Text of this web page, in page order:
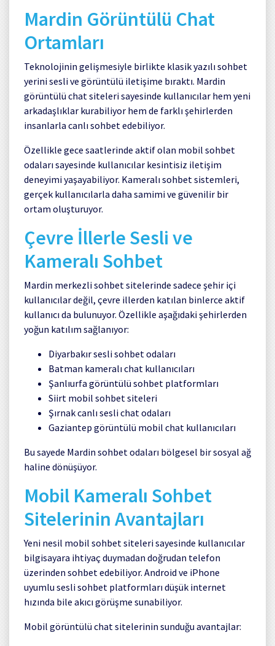
Mardin Görüntülü Chat
Ortamları
Teknolojinin gelişmesiyle birlikte klasik yazılı sohbet
yerini sesli ve görüntülü iletişime bıraktı. Mardin
görüntülü chat siteleri sayesinde kullanıcılar hem yeni
arkadaşlıklar kurabiliyor hem de farklı şehirlerden
insanlarla canlı sohbet edebiliyor.
Özellikle gece saatlerinde aktif olan mobil sohbet
odaları sayesinde kullanıcılar kesintisiz iletişim
deneyimi yaşayabiliyor. Kameralı sohbet sistemleri,
gerçek kullanıcılarla daha samimi ve güvenilir bir
ortam oluşturuyor.
Çevre İllerle Sesli ve
Kameralı Sohbet
Mardin merkezli sohbet sitelerinde sadece şehir içi
kullanıcılar değil, çevre illerden katılan binlerce aktif
kullanıcı da bulunuyor. Özellikle aşağıdaki şehirlerden
yoğun katılım sağlanıyor:
Diyarbakırsesli sohbet odaları
Batman kameralı chat kullanıcıları
Şanlıurfa görüntülü sohbet platformları
Siirt mobil sohbet siteleri
Şırnakcanlı sesli chat odaları
Gaziantep görüntülü mobil chat kullanıcıları
Bu sayede Mardin sohbet odaları bölgesel bir sosyal ağ
haline dönüşüyor.
Mobil Kameralı Sohbet
Sitelerinin Avantajları
Yeni nesil mobil sohbet siteleri sayesinde kullanıcılar
bilgisayara ihtiyaç duymadan doğrudan telefon
üzerinden sohbet edebiliyor. Android ve iPhone
uyumlu sesli sohbet platformları düşük internet
hızında bile akıcı görüşme sunabiliyor.
Mobil görüntülü chat sitelerinin sunduğu avantajlar: